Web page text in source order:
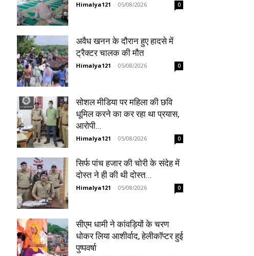
Himalya121 - 05/08/2026 0
अवैध खनन के दौरान हुए हादसे में
ट्रैक्टर चालक की मौत
Himalya121 - 05/08/2026 0
सोशल मीडिया पर महिला की छवि
धूमिल करने का कर रहा था प्रयास,
आरोपी...
Himalya121 - 05/08/2026 0
सिर्फ पांच हजार की चोरी के संदेह में
दोस्त ने ही की थी दोस्त...
Himalya121 - 05/08/2026 0
सीएम धामी ने कांवड़ियों के चरण
धोकर लिया आशीर्वाद, हेलीकॉप्टर हुई
पुष्पवर्षा